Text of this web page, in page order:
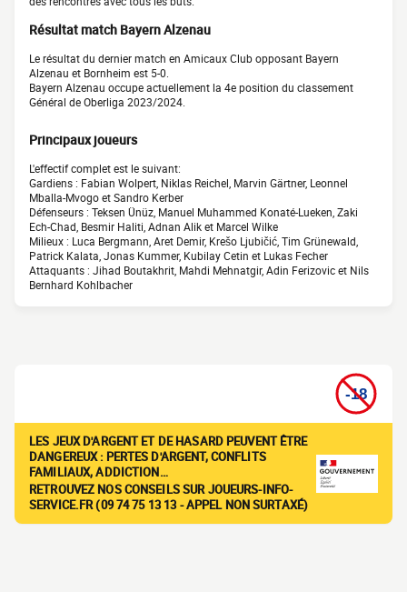
Résultat match Bayern Alzenau
Le résultat du dernier match en Amicaux Club opposant Bayern
Alzenau et Bornheim est 5-0.
Bayern Alzenau occupe actuellement la 4e position du classement
Général de Oberliga 2023/2024.
Principaux joueurs
L'effectif complet est le suivant:
Gardiens : Fabian Wolpert, Niklas Reichel, Marvin Gärtner, Leonnel
Mballa-Mvogo et Sandro Kerber
Défenseurs : Teksen Ünüz, Manuel Muhammed Konaté-Lueken, Zaki
Ech-Chad, Besmir Haliti, Adnan Alik et Marcel Wilke
Milieux : Luca Bergmann, Aret Demir, Krešo Ljubičić, Tim Grünewald,
Patrick Kalata, Jonas Kummer, Kubilay Cetin et Lukas Fecher
Attaquants : Jihad Boutakhrit, Mahdi Mehnatgir, Adin Ferizovic et Nils
Bernhard Kohlbacher
LES JEUX D'ARGENT ET DE HASARD PEUVENT ÊTRE
DANGEREUX : PERTES D'ARGENT, CONFLITS
FAMILIAUX, ADDICTION…
RETROUVEZ NOS CONSEILS SUR JOUEURS-INFO-
SERVICE.FR (09 74 75 13 13 - APPEL NON SURTAXÉ)